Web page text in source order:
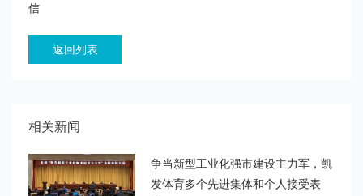
信
返回列表
相关新闻
争当新型工业化强市建设主力军，凯
发体育多个先进集体和个人接受表